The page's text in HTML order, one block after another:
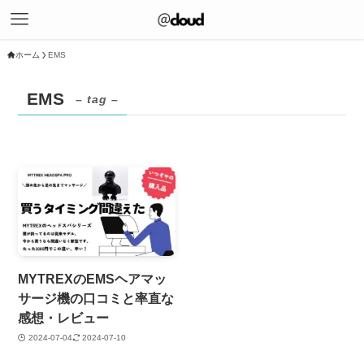
ホーム EMS
EMS – tag –
MYTREXのEMSヘアマッ
サージ機の口コミと率直な
感想・レビュー
2024-07-04 2024-07-10